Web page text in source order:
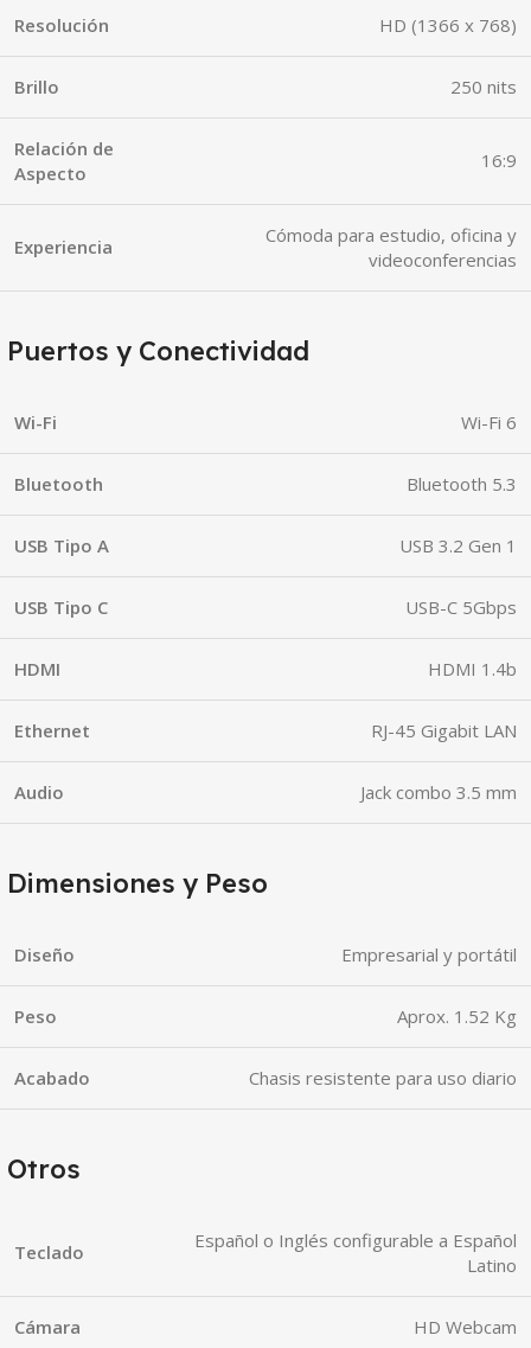
Resolución HD (1366 x 768)
Brillo 250 nits
Relación de
Aspecto
16:9
Experiencia
Cómoda para estudio, oficina y
videoconferencias
Puertos y Conectividad
Wi-Fi Wi-Fi 6
Bluetooth Bluetooth 5.3
USB Tipo A USB 3.2 Gen 1
USB Tipo C USB-C 5Gbps
HDMI HDMI 1.4b
Ethernet RJ-45 Gigabit LAN
Audio Jack combo 3.5 mm
Dimensiones y Peso
Diseño Empresarial y portátil
Peso Aprox. 1.52 Kg
Acabado Chasis resistente para uso diario
Otros
Teclado
Español o Inglés configurable a Español
Latino
Cámara HD Webcam